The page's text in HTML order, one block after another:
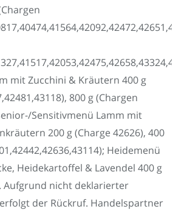
mit Zucchini & Kräutern 400 g
800 g (Chargen
Sensitivmenü Lamm mit
200 g (Charge 42626), 400
Heidemenü
Heidekartoffel & Lavendel 400 g
Aufgrund nicht deklarierter
der Rückruf. Handelspartner